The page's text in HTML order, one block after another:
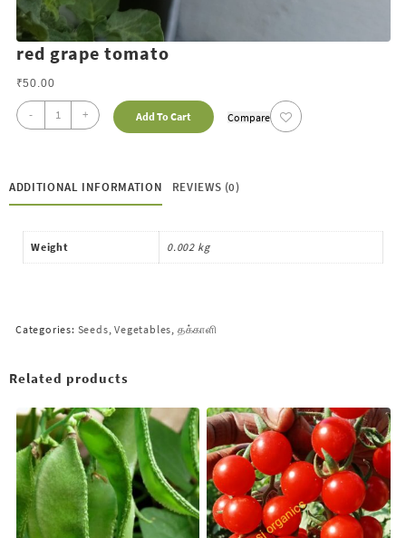
red grape tomato
₹50.00
- + Add To Cart Compare
ADDITIONAL INFORMATION REVIEWS (0)
Weight 0.002 kg
Categories: Seeds ,Vegetables தக்காளி
Related products